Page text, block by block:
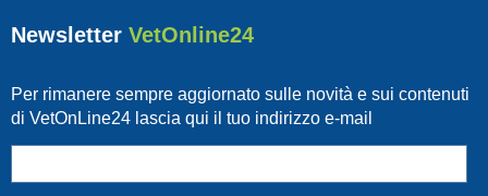
Newsletter VetOnline24
Per rimanere sempre aggiornato sulle novità e sui contenuti
di VetOnLine24 lascia qui il tuo indirizzo e-mail